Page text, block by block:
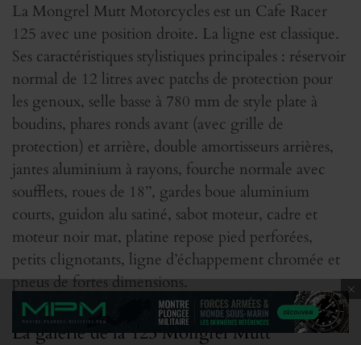
La Mongrel Mutt Motorcycles est un Cafe Racer
125 avec une position droite. La ligne est classique.
Ses caractéristiques stylistiques principales : réservoir
normal de 12 litres avec patchs de protection pour
les genoux, selle basse à 780 mm de style plate à
boudins, phares ronds avant (avec grille de
protection) et arrière, double amortisseurs arrières,
jantes aluminium à rayons, fourche normale avec
soufflets, roues de 18’’, gardes boue aluminium
courts, guidon alu satiné, sabot moteur, cadre et
moteur noir mat, platine repose pied perforées,
petits clignotants, ligne d’échappement chromée et
pneus de fortes dimensions.
La galerie de la 125 Mongrel Mutt